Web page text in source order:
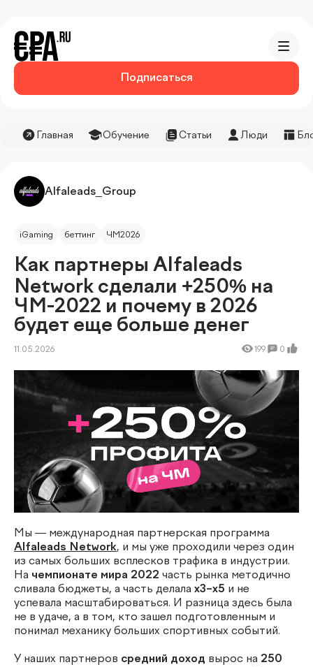
Подписаться
Главная Обучение Статьи Люди
Alfaleads_Group
iGaming беттинг ЧМ2026
Как партнеры Alfaleads
Network сделали +250% на
ЧМ-2022 и почему в 2026
будет еще больше денег
11.05.2026 199 0
Мы — международная партнерская программа
Alfaleads Network, и мы уже проходили через один
из самых больших всплесков трафика в индустрии.
На чемпионате мира 2022 часть рынка методично
сливала бюджеты, а часть делала х3–х5 и не
успевала масштабироваться. И разница здесь была
не в удаче, а в том, кто зашел подготовленным и
понимал механику больших спортивных событий.
У наших партнеров средний доход вырос на 250